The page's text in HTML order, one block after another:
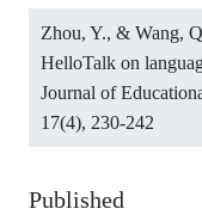
Zhou, Y., & Wang,
HelloTalk on
Journal of
17(4), 230-242
Published